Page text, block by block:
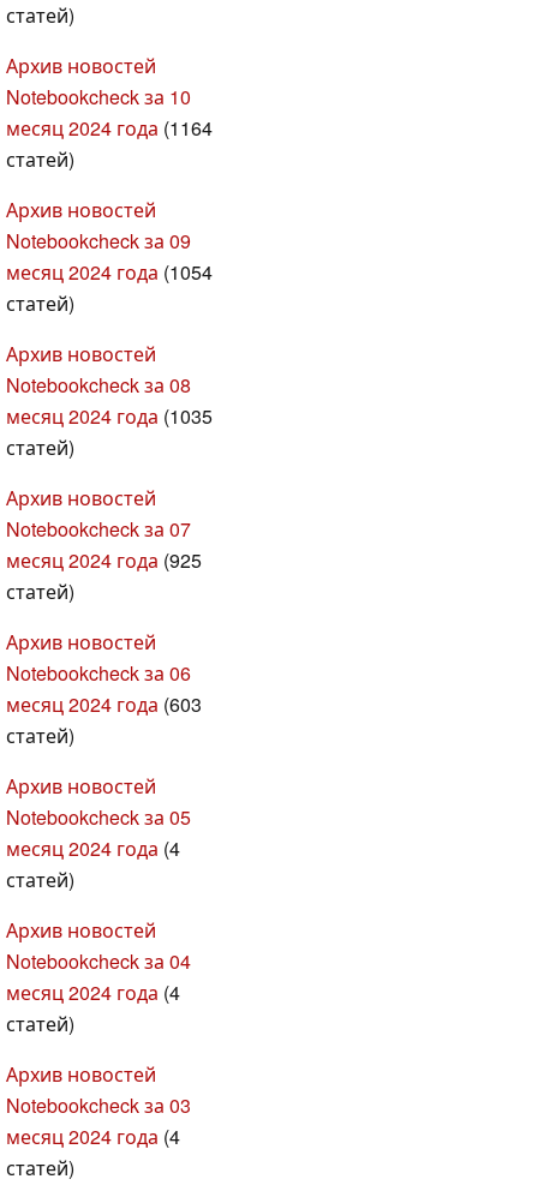
статей)
Архив новостей
Notebookcheck за 10
месяц 2024 года (1164
статей)
Архив новостей
Notebookcheck за 09
месяц 2024 года (1054
статей)
Архив новостей
Notebookcheck за 08
месяц 2024 года (1035
статей)
Архив новостей
Notebookcheck за 07
месяц 2024 года (925
статей)
Архив новостей
Notebookcheck за 06
месяц 2024 года (603
статей)
Архив новостей
Notebookcheck за 05
месяц 2024 года (4
статей)
Архив новостей
Notebookcheck за 04
месяц 2024 года (4
статей)
Архив новостей
Notebookcheck за 03
месяц 2024 года (4
статей)